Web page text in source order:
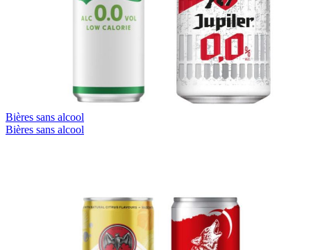
Bières sans alcool
Bières sans alcool